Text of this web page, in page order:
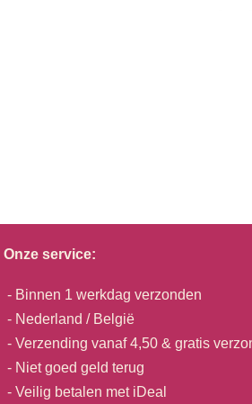
Onze service:
- Binnen 1 werkdag verzonden
- Nederland / België
- Verzending vanaf 4,50 & gratis
- Niet goed geld terug
- Veilig betalen met iDeal